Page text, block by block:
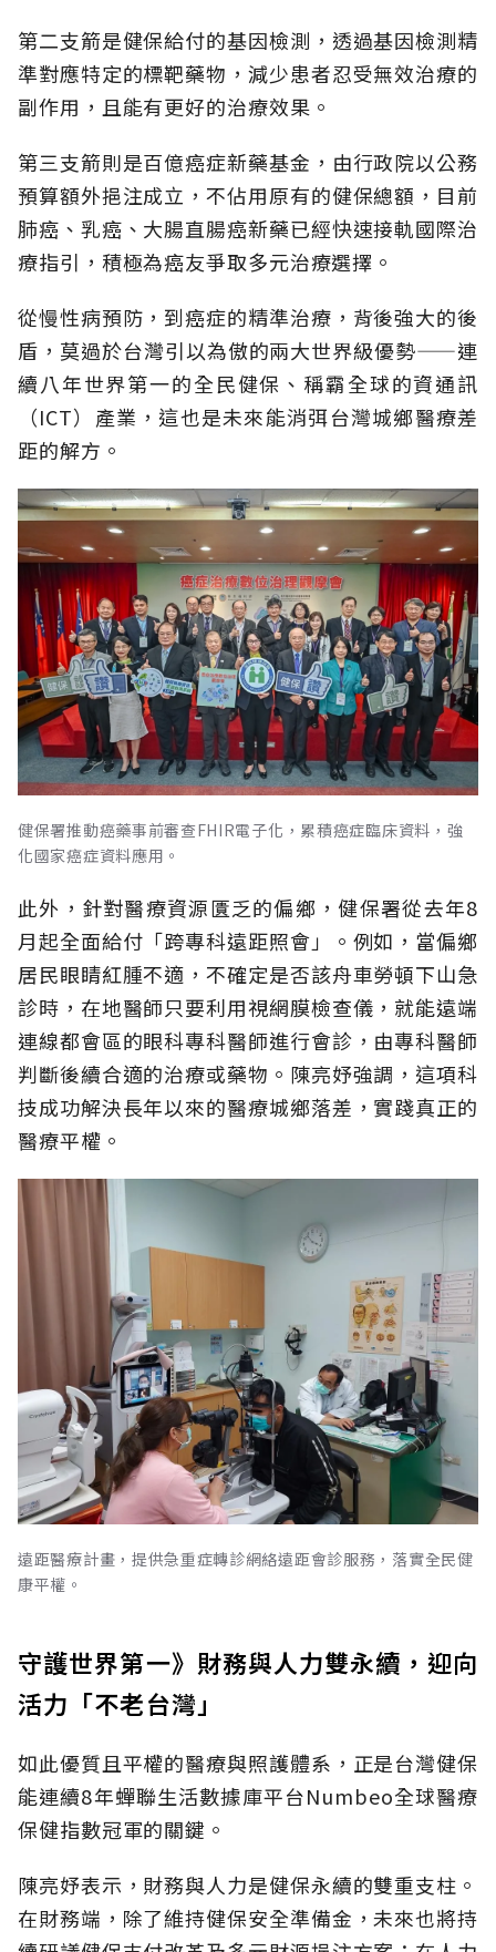
第二支箭是健保給付的基因檢測，透過基因檢測精
準對應特定的標靶藥物，減少患者忍受無效治療的
副作用，且能有更好的治療效果。
第三支箭則是百億癌症新藥基金，由行政院以公務
預算額外挹注成立，不佔用原有的健保總額，目前
肺癌、乳癌、大腸直腸癌新藥已經快速接軌國際治
療指引，積極為癌友爭取多元治療選擇。
從慢性病預防，到癌症的精準治療，背後強大的後
盾，莫過於台灣引以為傲的兩大世界級優勢——連
續八年世界第一的全民健保、稱霸全球的資通訊
（ICT）產業，這也是未來能消弭台灣城鄉醫療差
距的解方。
健保署推動癌藥事前審查FHIR電子化，累積癌症臨床資料，強
化國家癌症資料應用。
此外，針對醫療資源匱乏的偏鄉，健保署從去年8
月起全面給付「跨專科遠距照會」。例如，當偏鄉
居民眼睛紅腫不適，不確定是否該舟車勞頓下山急
診時，在地醫師只要利用視網膜檢查儀，就能遠端
連線都會區的眼科專科醫師進行會診，由專科醫師
判斷後續合適的治療或藥物。陳亮妤強調，這項科
技成功解決長年以來的醫療城鄉落差，實踐真正的
醫療平權。
遠距醫療計畫，提供急重症轉診網絡遠距會診服務，落實全民健
康平權。
守護世界第一》財務與人力雙永續，迎向
活力「不老台灣」
如此優質且平權的醫療與照護體系，正是台灣健保
能連續8年蟬聯生活數據庫平台Numbeo全球醫療
保健指數冠軍的關鍵。
陳亮妤表示，財務與人力是健保永續的雙重支柱。
在財務端，除了維持健保安全準備金，未來也將持